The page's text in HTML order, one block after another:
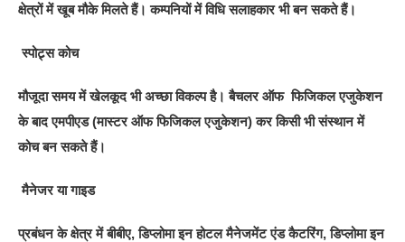
क्षेत्रों में खूब मौके मिलते हैं। कम्पनियों में विधि सलाहकार भी बन सकते हैं।
स्पोट्र्स कोच
मौजूदा समय में खेलकूद भी अच्छा विकल्प है। बैचलर ऑफ फिजिकल एजुकेशन
के बाद एमपीएड (मास्टर ऑफ फिजिकल एजुकेशन) कर किसी भी संस्थान में
कोच बन सकते हैं।
मैनेजर या गाइड
प्रबंधन के क्षेत्र में बीबीए, डिप्लोमा इन होटल मैनेजमेंट एंड कैटरिंग, डिप्लोमा इन